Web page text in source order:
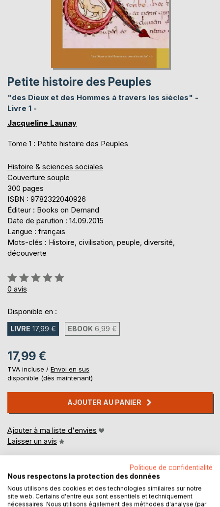
Petite histoire des Peuples
"des Dieux et des Hommes à travers les siècles" -
Livre 1 -
Jacqueline Launay
Tome 1 : Petite histoire des Peuples
Histoire & sciences sociales
Couverture souple
300 pages
ISBN : 9782322040926
Éditeur : Books on Demand
Date de parution : 14.09.2015
Langue : français
Mots-clés : Histoire, civilisation, peuple, diversité,
découverte
Évaluation:
0%
0 avis
Disponible en :
LIVRE 17,99 € EBOOK 6,99 €
17,99 €
TVA incluse / Envoi en sus
disponible (dès maintenant)
AJOUTER AU PANIER
Ajouter à ma liste d'envies
Laisser un avis
Politique de confidentialité
Nous respectons la protection des données
Nous utilisons des cookies et des technologies similaires sur notre
site web. Certains d'entre eux sont essentiels et techniquement
nécessaires. Nous utilisons également des méthodes d'analyse (par